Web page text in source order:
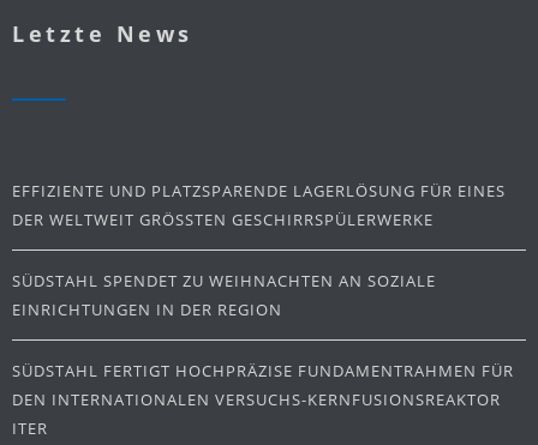
Letzte News
EFFIZIENTE UND PLATZSPARENDE LAGERLÖSUNG FÜR EINES
DER WELTWEIT GRÖSSTEN GESCHIRRSPÜLERWERKE
SÜDSTAHL SPENDET ZU WEIHNACHTEN AN SOZIALE
EINRICHTUNGEN IN DER REGION
SÜDSTAHL FERTIGT HOCHPRÄZISE FUNDAMENTRAHMEN FÜR
DEN INTERNATIONALEN VERSUCHS-KERNFUSIONSREAKTOR
ITER